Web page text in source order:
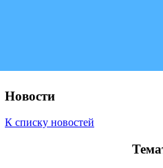
Новости
К списку новостей